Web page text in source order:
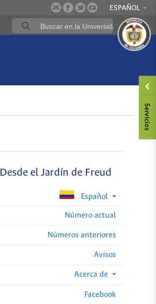
ESPAÑOL
Desde el Jardín de Freud
Español
Número actual
Números anteriores
Avisos
Acerca de
Facebook